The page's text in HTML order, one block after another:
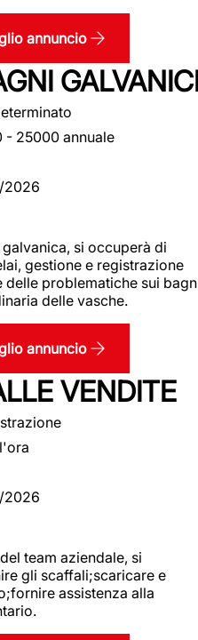
annuncio
- 25000 annuale
2026
si occuperà di
gestione e registrazione
problematiche sui
delle vasche.
annuncio
VENDITE
2026
team aziendale, si
gli scaffali;scaricare e
assistenza alla